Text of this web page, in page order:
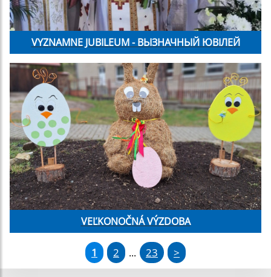
VYZNAMNE JUBILEUM - ВЬІЗНАЧНЬІЙ ЮВІЛЕЙ
VEĽKONOČNÁ VÝZDOBA
1 2 ... 23 >